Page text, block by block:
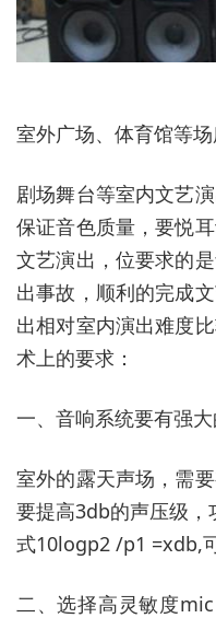
室外广场、体育馆等
剧场舞台等室内文艺
保证音色质量，要悦
文艺演出，位要求的
出事故，顺利的完成
出相对室内演出难度
术上的要求：
一、音响系统要有强大
室外的露天声场，需
要提高3db的声压级
式10logp2 /p1 =xdb,
二、选择高灵敏度